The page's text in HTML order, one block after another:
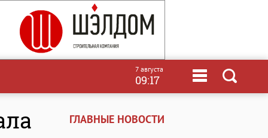
7 августа
09:17
ГЛАВНЫЕ НОВОСТИ